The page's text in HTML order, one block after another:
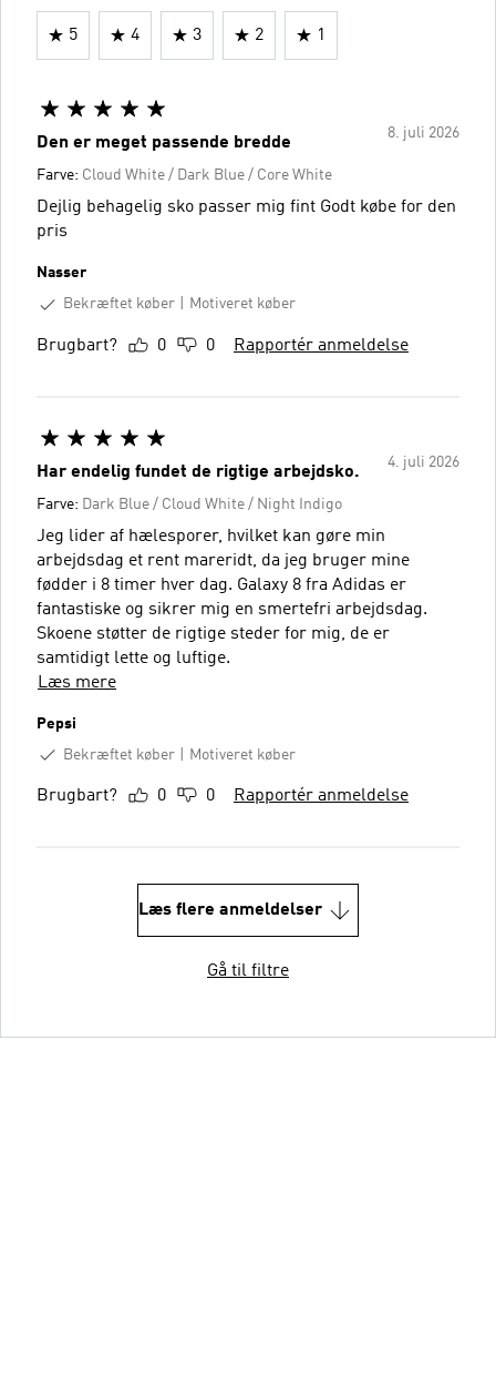
5 4 3 2 1
8. juli 2026
Den er meget passende bredde
Farve: Cloud White / Dark Blue / Core White
Dejlig behagelig sko passer mig fint Godt købe for den
pris
Nasser
Bekræftet køber
Motiveret køber
Brugbart? 0 0 Rapportér anmeldelse
4. juli 2026
Har endelig fundet de rigtige arbejdsko.
Farve: Dark Blue / Cloud White / Night Indigo
Jeg lider af hælesporer, hvilket kan gøre min
arbejdsdag et rent mareridt, da jeg bruger mine
fødder i 8 timer hver dag. Galaxy 8 fra Adidas er
fantastiske og sikrer mig en smertefri arbejdsdag.
Skoene støtter de rigtige steder for mig, de er
samtidigt lette og luftige.
Læs mere
Pepsi
Bekræftet køber
Motiveret køber
Brugbart? 0 0 Rapportér anmeldelse
Læs flere anmeldelser
Gå til filtre